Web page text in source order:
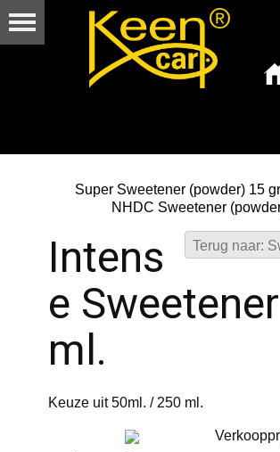
Super Sweetener (powder) 15
NHDC Sweetener
Terug naar:
Intens
e
ml.
Keuze uit 50ml. / 250 ml.